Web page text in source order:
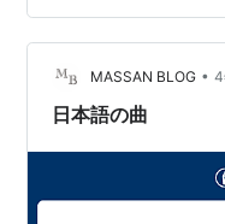
の発言からもデータ
こんにちはっキュ！
ラの書架」を…
MASSAN BLOG •
日本語の曲